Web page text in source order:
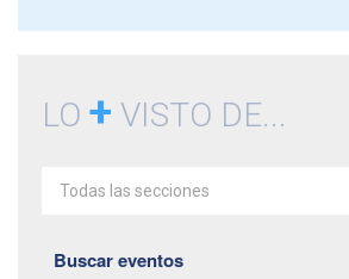
LO + VISTO DE...
Todas las secciones
Buscar eventos